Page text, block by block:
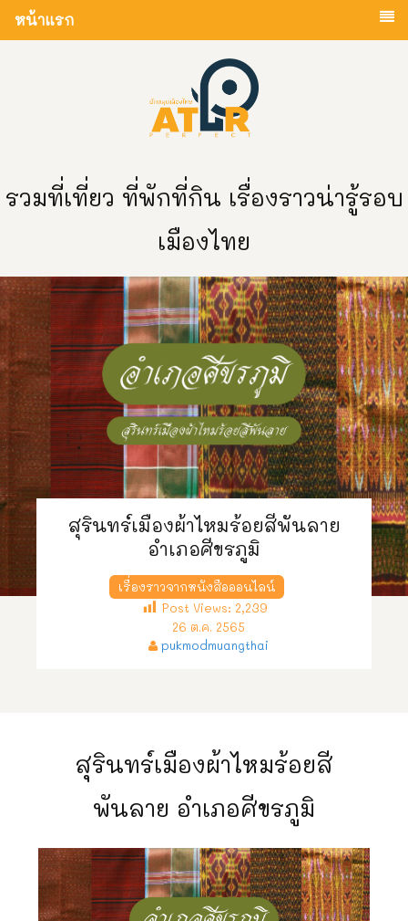
หน้าแรก
รวมที่เที่ยว ที่พักที่กิน เรื่องราวน่ารู้รอบ
เมืองไทย
สุรินทร์เมืองผ้าไหมร้อยสีพันลาย
อำเภอศีขรภูมิ
เรื่องราวจากหนังสือออนไลน์
Post Views: 2,239
26 ต.ค. 2565
pukmodmuangthai
สุรินทร์เมืองผ้าไหมร้อยสี
พันลาย อำเภอศีขรภูมิ